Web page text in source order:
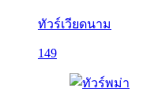
ทัวร์เวียดนาม
149